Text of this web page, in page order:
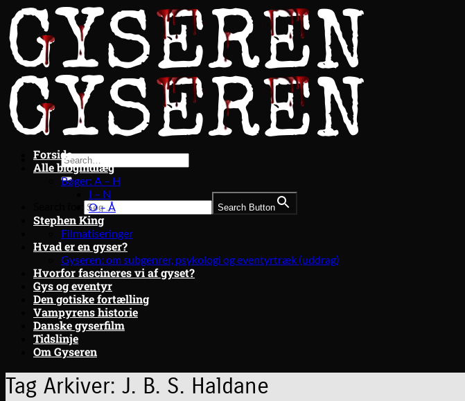
Fortsæt
til
indhold
Search Button
Forside
Alle blogindlæg
Bøger: A – H
I – N
O – Å
Stephen King
Filmatiseringer
Hvad er en gyser?
Gyseren: om subgenrer, psykologi og eventyrtræk (uddrag)
Hvorfor fascineres vi af gyset?
Gys og eventyr
Den gotiske fortælling
Vampyrens historie
Danske gyserfilm
Tidslinje
Om Gyseren
Tag Arkiver: J. B. S. Haldane